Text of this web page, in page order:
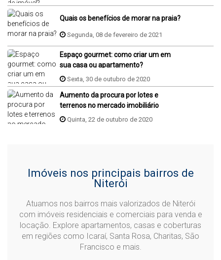
Quais os benefícios de morar na praia?
Segunda, 08 de fevereiro de 2021
Espaço gourmet: como criar um em
sua casa ou apartamento?
Sexta, 30 de outubro de 2020
Aumento da procura por lotes e
terrenos no mercado imobiliário
Quinta, 22 de outubro de 2020
Imóveis nos principais bairros de
Niterói
Atuamos nos bairros mais valorizados de Niterói
com imóveis residenciais e comerciais para venda e
locação. Explore apartamentos, casas e coberturas
em regiões como Icaraí, Santa Rosa, Charitas, São
Francisco e mais.